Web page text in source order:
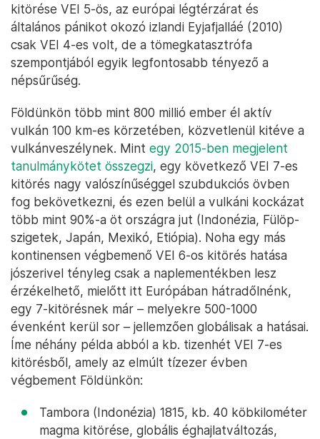
kitörése VEI 5-ös, az európai légtérzárat és
általános pánikot okozó izlandi Eyjafjalláé (2010)
csak VEI 4-es volt, de a tömegkatasztrófa
szempontjából egyik legfontosabb tényező a
népsűrűség.
Földünkön több mint 800 millió ember él aktív
vulkán 100 km-es körzetében, közvetlenül kitéve a
vulkánveszélynek. Mint egy 2015-ben megjelent
tanulmánykötet összegzi, egy következő VEI 7-es
kitörés nagy valószínűséggel szubdukciós övben
fog bekövetkezni, és ezen belül a vulkáni kockázat
több mint 90%-a öt országra jut (Indonézia, Fülöp-
szigetek, Japán, Mexikó, Etiópia). Noha egy más
kontinensen végbemenő VEI 6-os kitörés hatása
jószerivel tényleg csak a naplementékben lesz
érzékelhető, mielőtt itt Európában hátradőlnénk,
egy 7-kitörésnek már – melyekre 500-1000
évenként kerül sor – jellemzően globálisak a hatásai.
Íme néhány példa abból a kb. tizenhét VEI 7-es
kitörésből, amely az elmúlt tízezer évben
végbement Földünkön:
Tambora (Indonézia) 1815, kb. 40 köbkilométer
magma kitörése, globális éghajlatváltozás,